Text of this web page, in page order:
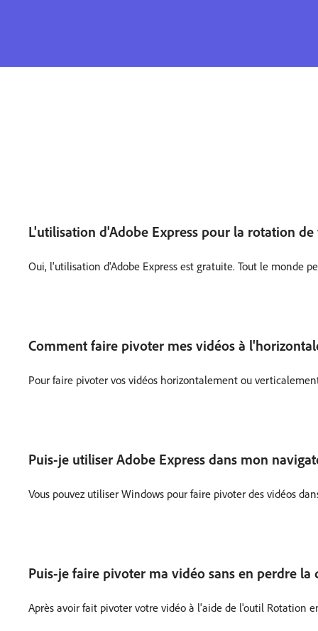
L'utilisation d'Adobe Express pour la rotation
Oui, l'utilisation d'Adobe Express est gratuite. Tout le monde
Comment faire pivoter mes vidéos à
Pour faire pivoter vos vidéos horizontalement ou
Puis-je utiliser Adobe Express dans mon
Vous pouvez utiliser Windows pour faire pivoter des vidéos
Puis-je faire pivoter ma vidéo sans en perdre la
Après avoir fait pivoter votre vidéo à l'aide de l'outil Rotation